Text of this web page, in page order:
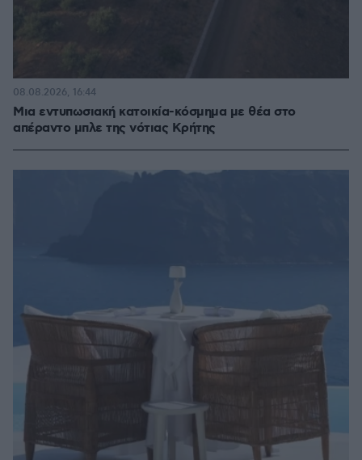
Μια εντυπωσιακή κατοικία-κόσμημα με θέα στο
απέραντο μπλε της νότιας Κρήτης
08.08.2026, 16:44